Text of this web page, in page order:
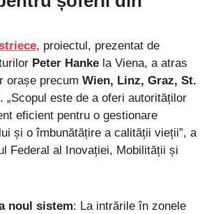
, proiectul, prezentat de
Peter Hanke la Viena, a atras
orașe precum Wien, Linz, Graz, St.
. „Scopul este de a oferi autorităților
eficient pentru o gestionare
și o îmbunătățire a calității vieții”, a
Federal al Inovației, Mobilității și
noul sistem: La intrările în zonele